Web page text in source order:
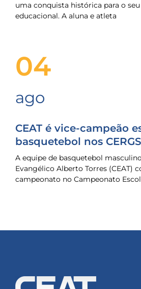
uma conquista histórica para o
educacional. A aluna e atleta
04
ago
CEAT é vice-campeão
basquetebol nos CERGS
A equipe de basquetebol
Evangélico Alberto Torres (CEAT)
campeonato no Campeonato